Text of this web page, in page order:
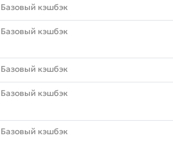
Базовый кэшбэк
Базовый кэшбэк
Базовый кэшбэк
Базовый кэшбэк
Базовый кэшбэк